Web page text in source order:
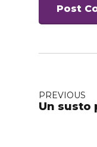
Post
PREVIOUS
Un susto